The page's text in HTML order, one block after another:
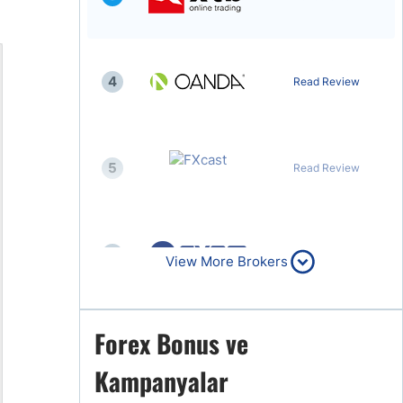
4 Read Review
5 Read Review
Read Review
7
View More Brokers
Forex Bonus ve
Kampanyalar